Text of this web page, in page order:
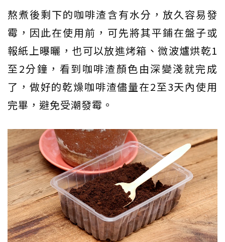
熬煮後剩下的咖啡渣含有水分，放久容易發
霉，因此在使用前，可先將其平鋪在盤子或
報紙上曝曬，也可以放進烤箱、微波爐烘乾1
至2分鐘，看到咖啡渣顏色由深變淺就完成
了，做好的乾燥咖啡渣儘量在2至3天內使用
完畢，避免受潮發霉。